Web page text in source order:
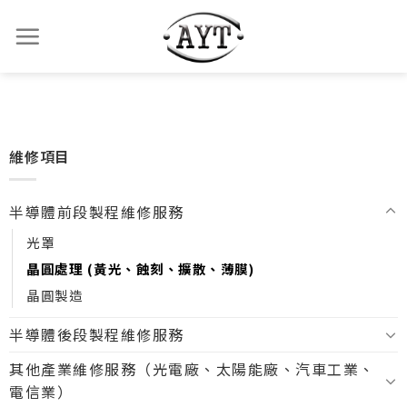
維修項目
半導體前段製程維修服務
光罩
晶圓處理 (黃光、蝕刻、擴散、薄膜)
晶圓製造
半導體後段製程維修服務
其他產業維修服務（光電廠、太陽能廠、汽車工業、
電信業）